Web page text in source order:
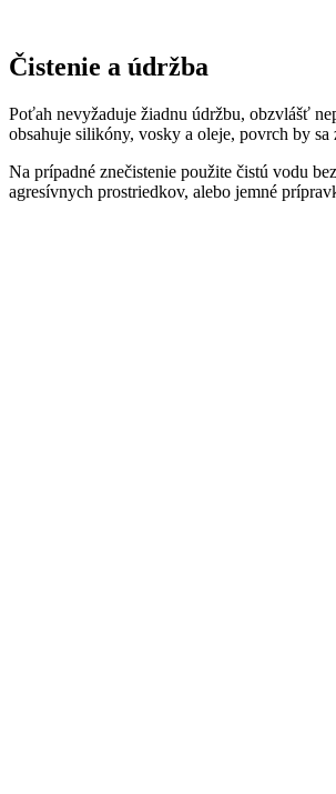
Čistenie a údržba
Poťah nevyžaduje žiadnu údržbu, obzvlášť
obsahuje silikóny, vosky a oleje, povrch by sa
Na prípadné znečistenie použite čistú vodu
agresívnych prostriedkov, alebo jemné